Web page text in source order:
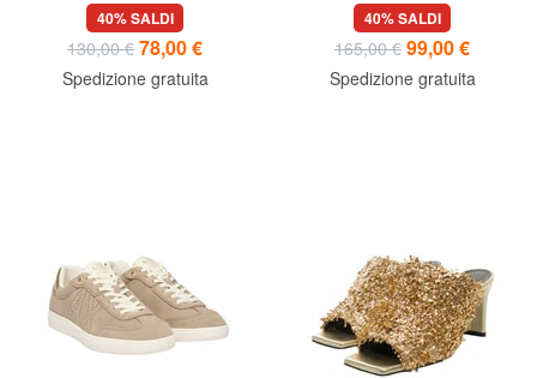
40% SALDI
130,00 € 78,00 €
Spedizione gratuita
40% SALDI
165,00 € 99,00 €
Spedizione gratuita